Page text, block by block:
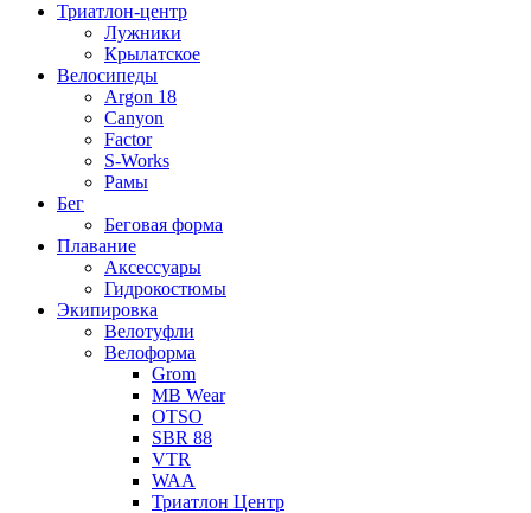
Триатлон-центр
Лужники
Крылатское
Велосипеды
Argon 18
Canyon
Factor
S-Works
Рамы
Бег
Беговая форма
Плавание
Аксессуары
Гидрокостюмы
Экипировка
Велотуфли
Велоформа
Grom
MB Wear
OTSO
SBR 88
VTR
WAA
Триатлон Центр